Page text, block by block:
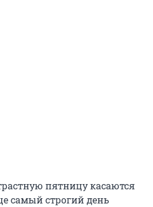
пятницу касаются
самый строгий день